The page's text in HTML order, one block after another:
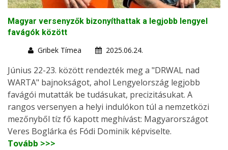
Magyar versenyzők bizonyíthattak a legjobb lengyel
favágók között
Gribek Tímea
2025.06.24.
Június 22-23. között rendezték meg a "DRWAL nad
WARTA" bajnokságot, ahol Lengyelország legjobb
favágói mutatták be tudásukat, precizitásukat. A
rangos versenyen a helyi indulókon túl a nemzetközi
mezőnyből tíz fő kapott meghívást: Magyarországot
Veres Boglárka és Fódi Dominik képviselte.
Tovább >>>